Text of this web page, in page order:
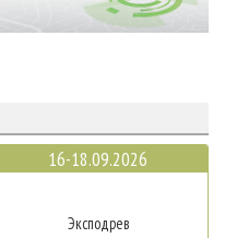
16-18.09.2026
Эксподрев